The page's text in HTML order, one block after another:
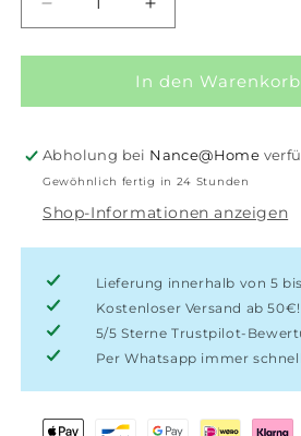
Verringere
die
Menge
iXXXi-
Oberteil
Basis
Erhöhe
die
Menge
für
iXXXi-
Oberteil
Basis
In den
Abholung bei Nance@Home
Gewöhnlich fertig in 24 Stunden
Shop-Informationen anzeigen
Lieferung innerhalb von 5
Kostenloser Versand ab 50€!
5/5 Sterne Trustpilot-
Per Whatsapp immer